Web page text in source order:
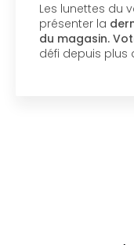
Les lunettes du
présenter la
du magasin.
défi depuis plus